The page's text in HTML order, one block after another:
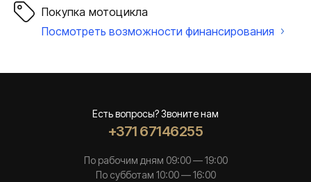
Покупка мотоцикла
Посмотреть возможности финансирования
Есть вопросы? Звоните нам
+371 67146255
По рабочим дням 09:00 — 19:00
По субботам 10:00 — 16:00